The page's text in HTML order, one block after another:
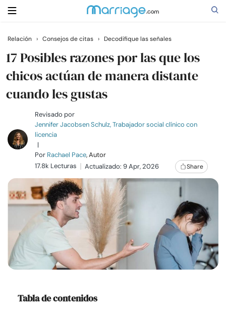
Buscar
Casarse
Relaciones
Familia
Ayuda
Cursos
Recursos
Comunidad
Encuentra un terapeuta
Relación › Consejos de citas › Decodifique las señales
17 Posibles razones por las que los
chicos actúan de manera distante
cuando les gustas
Revisado por
Jennifer Jacobsen Schulz, Trabajador social clínico con
licencia
|
Por Rachael Pace, Autor
17.8k Lecturas
Actualizado: 9 Apr, 2026 Share
Tabla de contenidos